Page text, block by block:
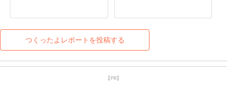
つくったよレポートを投稿する
【PR】